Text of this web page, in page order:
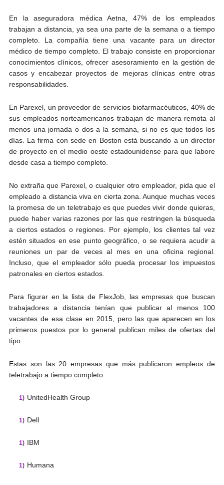
En la aseguradora médica Aetna, 47% de los empleados
trabajan a distancia, ya sea una parte de la semana o a tiempo
completo. La compañía tiene una vacante para un director
médico de tiempo completo. El trabajo consiste en proporcionar
conocimientos clínicos, ofrecer asesoramiento en la gestión de
casos y encabezar proyectos de mejoras clínicas entre otras
responsabilidades.
En Parexel, un proveedor de servicios biofarmacéuticos, 40% de
sus empleados norteamericanos trabajan de manera remota al
menos una jornada o dos a la semana, si no es que todos los
días. La firma con sede en Boston está buscando a un director
de proyecto en el medio oeste estadounidense para que labore
desde casa a tiempo completo.
No extraña que Parexel, o cualquier otro empleador, pida que el
empleado a distancia viva en cierta zona. Aunque muchas veces
la promesa de un teletrabajo es que puedes vivir donde quieras,
puede haber varias razones por las que restringen la búsqueda
a ciertos estados o regiones. Por ejemplo, los clientes tal vez
estén situados en ese punto geográfico, o se requiera acudir a
reuniones un par de veces al mes en una oficina regional.
Incluso, que el empleador sólo pueda procesar los impuestos
patronales en ciertos estados.
Para figurar en la lista de FlexJob, las empresas que buscan
trabajadores a distancia tenían que publicar al menos 100
vacantes de esa clase en 2015, pero las que aparecen en los
primeros puestos por lo general publican miles de ofertas del
tipo.
Estas son las 20 empresas que más publicaron empleos de
teletrabajo a tiempo completo:
UnitedHealth Group
Dell
IBM
Humana